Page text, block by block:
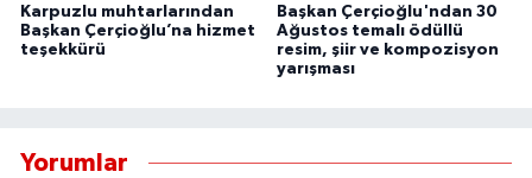
Karpuzlu muhtarlarından
Başkan Çerçioğlu’na hizmet
teşekkürü
Başkan Çerçioğlu'ndan 30
Ağustos temalı ödüllü
resim, şiir ve kompozisyon
yarışması
Yorumlar